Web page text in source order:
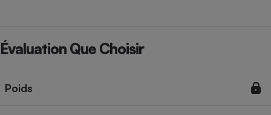
Évaluation Que Choisir
Poids